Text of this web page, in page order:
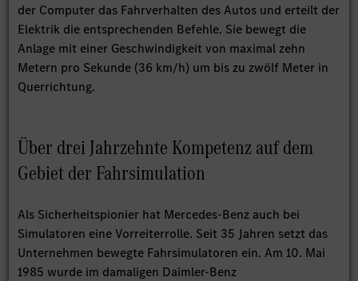
der Computer das Fahrverhalten des Autos und erteilt der
Elektrik die entsprechenden Befehle. Sie bewegt die
Anlage mit einer Geschwindigkeit von maximal zehn
Metern pro Sekunde (36 km/h) um bis zu zwölf Meter in
Querrichtung.
Über drei Jahrzehnte Kompetenz auf dem
Gebiet der Fahrsimulation
Als Sicherheitspionier hat Mercedes-Benz auch bei
Simulatoren eine Vorreiterrolle. Seit 35 Jahren setzt das
Unternehmen bewegte Fahrsimulatoren ein. Am 10. Mai
1985 wurde im damaligen Daimler-Benz